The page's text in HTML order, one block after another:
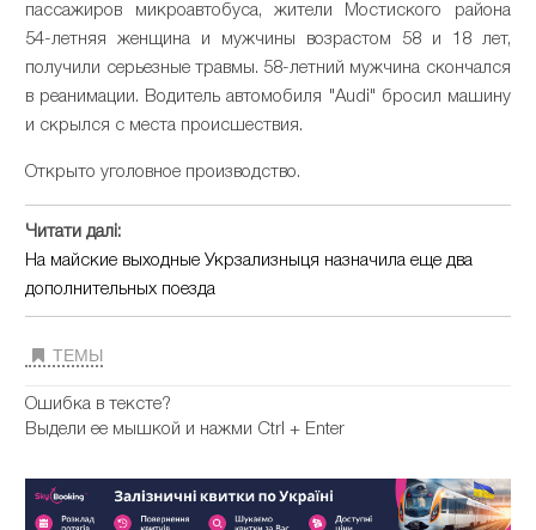
пассажиров микроавтобуса, жители Мостиского района
54-летняя женщина и мужчины возрастом 58 и 18 лет,
получили серьезные травмы. 58-летний мужчина скончался
в реанимации. Водитель автомобиля "Audi" бросил машину
и скрылся с места происшествия.
Открыто уголовное производство.
Читати далі:
На майские выходные Укрзализныця назначила еще два
дополнительных поезда
ТЕМЫ
Ошибка в тексте?
Выдели ее мышкой и нажми Ctrl + Enter